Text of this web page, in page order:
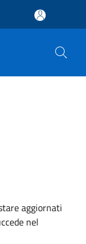
aggiornati
nel